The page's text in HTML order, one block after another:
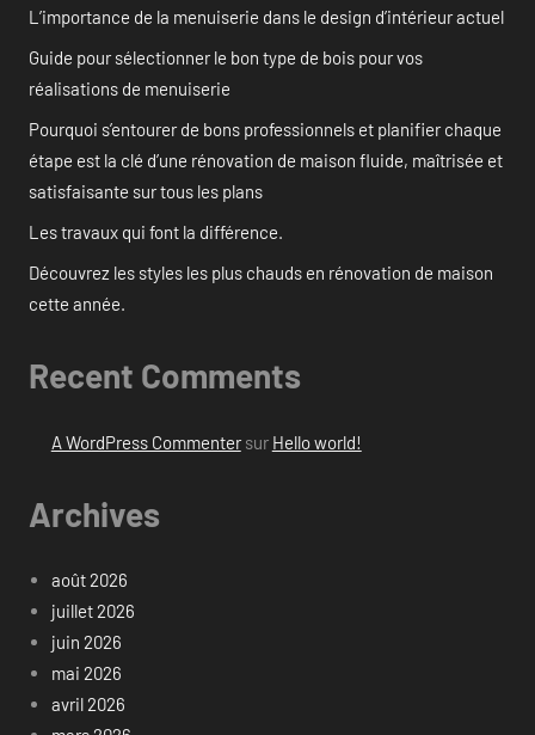
L’importance de la menuiserie dans le design d’intérieur actuel
Guide pour sélectionner le bon type de bois pour vos
réalisations de menuiserie
Pourquoi s’entourer de bons professionnels et planifier chaque
étape est la clé d’une rénovation de maison fluide, maîtrisée et
satisfaisante sur tous les plans
Les travaux qui font la différence.
Découvrez les styles les plus chauds en rénovation de maison
cette année.
Recent Comments
A WordPress Commentersur Hello world!
Archives
août 2026
juillet 2026
juin 2026
mai 2026
avril 2026